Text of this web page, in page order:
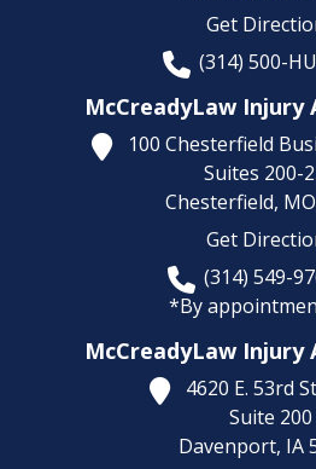
Get
(314) 500-
McCreadyLaw
100 Chesterfield
Suites 200-
Chesterfield, MO
Get
(314) 549-
*By
McCreadyLaw
4620 E. 53rd
Suite 200
Davenport, IA